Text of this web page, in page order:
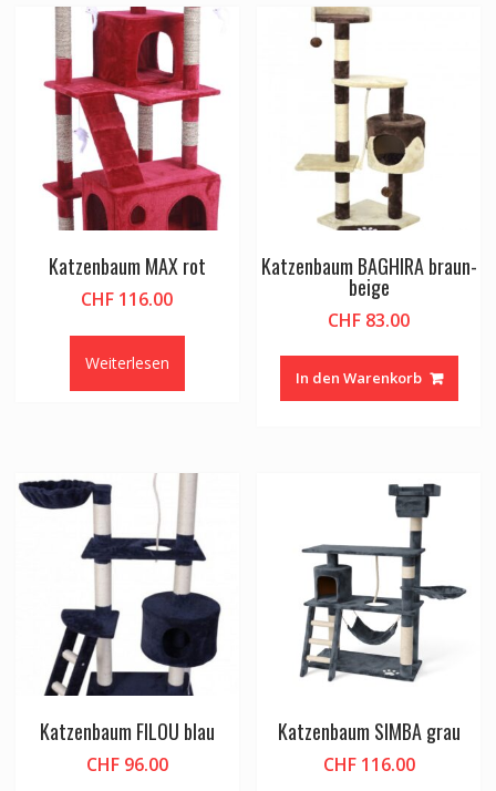
Katzenbaum MAX rot
CHF 116.00
Weiterlesen
Katzenbaum BAGHIRA braun-
beige
CHF 83.00
In den Warenkorb
Katzenbaum FILOU blau
CHF96.00
Katzenbaum SIMBA grau
CHF116.00